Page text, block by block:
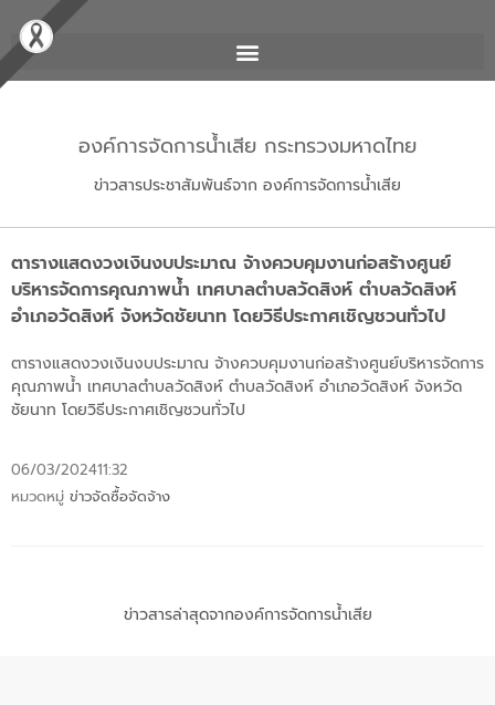
องค์การจัดการน้ำเสีย กระทรวงมหาดไทย
ข่าวสารประชาสัมพันธ์จาก องค์การจัดการน้ำเสีย
ตารางแสดงวงเงินงบประมาณ จ้างควบคุมงานก่อสร้างศูนย์
บริหารจัดการคุณภาพน้ำ เทศบาลตำบลวัดสิงห์ ตำบลวัดสิงห์
อำเภอวัดสิงห์ จังหวัดชัยนาท โดยวิธีประกาศเชิญชวนทั่วไป
ตารางแสดงวงเงินงบประมาณ จ้างควบคุมงานก่อสร้างศูนย์บริหารจัดการ
คุณภาพน้ำ เทศบาลตำบลวัดสิงห์ ตำบลวัดสิงห์ อำเภอวัดสิงห์ จังหวัด
ชัยนาท โดยวิธีประกาศเชิญชวนทั่วไป
06/03/202411:32
หมวดหมู่ ข่าวจัดซื้อจัดจ้าง
ข่าวสารล่าสุดจากองค์การจัดการน้ำเสีย